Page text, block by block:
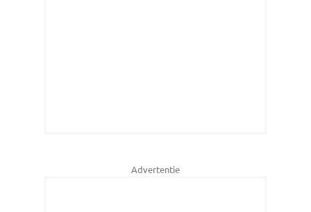
Advertentie